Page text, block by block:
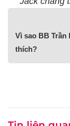
Vì sao BB Trần
thích?